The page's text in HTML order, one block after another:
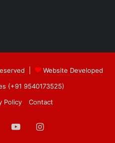
|
Website Developed
(+91 9540173525)
Policy Contact
YouTubeInstagram